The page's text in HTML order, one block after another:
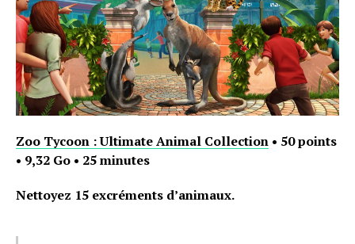
Zoo Tycoon : Ultimate Animal Collection • 50 points
• 9,32 Go • 25 minutes
Nettoyez 15 excréments d’animaux.
Flipboard